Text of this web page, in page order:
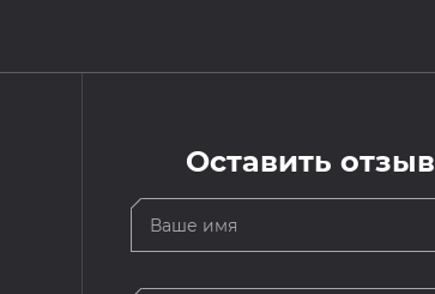
Оставить отзыв